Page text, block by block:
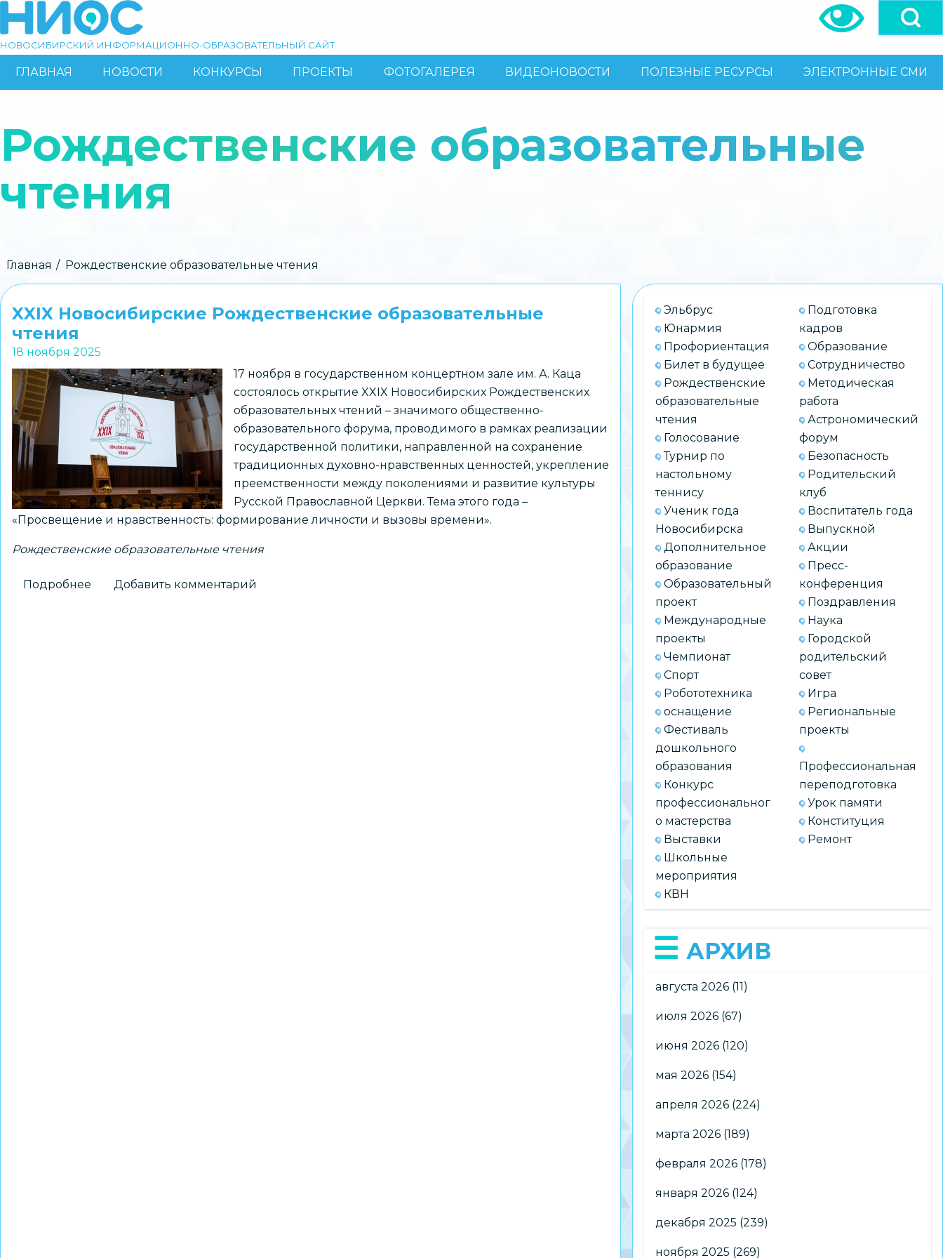
основному
Поиск
НОВОСИБИРСКИЙ ИНФОРМАЦИОННО-ОБРАЗОВАТЕЛЬНЫЙ САЙТ
ОСНОВНАЯ
ГЛАВНАЯ НОВОСТИ КОНКУРСЫ ПРОЕКТЫ ФОТОГАЛЕРЕЯ ВИДЕОНОВОСТИ ПОЛЕЗНЫЕ РЕСУРСЫ ЭЛЕКТРОННЫЕ СМИ
Рождественские образовательные
чтения
Строка
навигации
Главная Рождественские образовательные чтения
XXIX Новосибирские Рождественские образовательные
чтения
18 ноября 2025
17 ноября в государственном концертном зале им. А. Каца
состоялось открытие XXIX Новосибирских Рождественских
образовательных чтений – значимого общественно-
образовательного форума, проводимого в рамках реализации
государственной политики, направленной на сохранение
традиционных духовно-нравственных ценностей, укрепление
преемственности между поколениями и развитие культуры
Русской Православной Церкви. Тема этого года –
«Просвещение и нравственность: формирование личности и вызовы времени».
Рождественские образовательные чтения
Подробнее Добавить комментарий
Эльбрус
Юнармия
Профориентация
Билет в будущее
Рождественские
образовательные
чтения
Голосование
Турнир по
настольному
теннису
Ученик года
Новосибирска
Дополнительное
образование
Образовательный
проект
Международные
проекты
Чемпионат
Спорт
Робототехника
оснащение
Фестиваль
дошкольного
образования
Конкурс
профессиональног
о мастерства
Выставки
Школьные
мероприятия
КВН
Подготовка
кадров
Образование
Сотрудничество
Методическая
работа
Астрономический
форум
Безопасность
Родительский
клуб
Воспитатель года
Выпускной
Акции
Пресс-
конференция
Поздравления
Наука
Городской
родительский
совет
Игра
Региональные
проекты
Профессиональная
переподготовка
Урок памяти
Конституция
Ремонт
АРХИВ
августа 2026 (11)
июля 2026 (67)
июня 2026 (120)
мая 2026 (154)
апреля 2026 (224)
марта 2026 (189)
февраля 2026 (178)
января 2026 (124)
декабря 2025 (239)
ноября 2025 (269)